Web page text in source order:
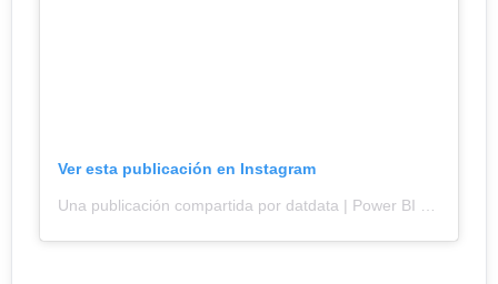
Ver esta publicación en Instagram
Una publicación compartida por datdata | Power BI (@datdata)